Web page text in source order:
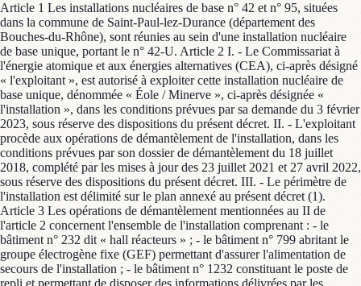
Article 1 Les installations nucléaires de base n° 42 et n° 95, situées
dans la commune de Saint-Paul-lez-Durance (département des
Bouches-du-Rhône), sont réunies au sein d'une installation nucléaire
de base unique, portant le n° 42-U. Article 2 I. - Le Commissariat à
l'énergie atomique et aux énergies alternatives (CEA), ci-après désigné
« l'exploitant », est autorisé à exploiter cette installation nucléaire de
base unique, dénommée « Éole / Minerve », ci-après désignée «
l'installation », dans les conditions prévues par sa demande du 3 février
2023, sous réserve des dispositions du présent décret. II. - L'exploitant
procède aux opérations de démantèlement de l'installation, dans les
conditions prévues par son dossier de démantèlement du 18 juillet
2018, complété par les mises à jour des 23 juillet 2021 et 27 avril 2022,
sous réserve des dispositions du présent décret. III. - Le périmètre de
l'installation est délimité sur le plan annexé au présent décret (1).
Article 3 Les opérations de démantèlement mentionnées au II de
l'article 2 concernent l'ensemble de l'installation comprenant : - le
bâtiment n° 232 dit « hall réacteurs » ; - le bâtiment n° 799 abritant le
groupe électrogène fixe (GEF) permettant d'assurer l'alimentation de
secours de l'installation ; - le bâtiment n° 1232 constituant le poste de